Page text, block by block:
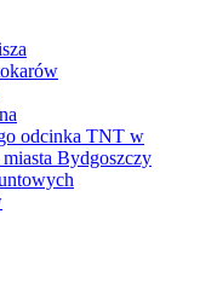
odcinka TNT w
Bydgoszczy